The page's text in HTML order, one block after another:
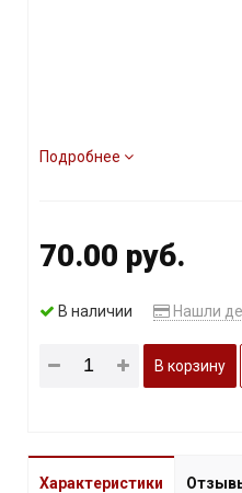
Подробнее
70.00 руб.
В наличии Нашли
В корзину
Характеристики